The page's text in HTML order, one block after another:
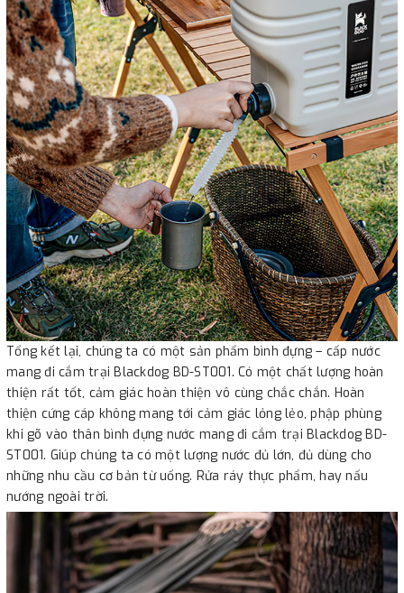
Tổng kết lại, chúng ta có một sản phẩm bình đựng – cấp nước
mang đi cắm trại Blackdog BD-ST001. Có một chất lượng hoàn
thiện rất tốt, cảm giác hoàn thiện vô cùng chắc chắn. Hoàn
thiện cứng cáp không mang tới cảm giác lỏng lẻo, phập phùng
khi gõ vào thân bình đựng nước mang đi cắm trại Blackdog BD-
ST001. Giúp chúng ta có một lượng nước đủ lớn, đủ dùng cho
những nhu cầu cơ bản từ uống. Rửa ráy thực phẩm, hay nấu
nướng ngoài trời.